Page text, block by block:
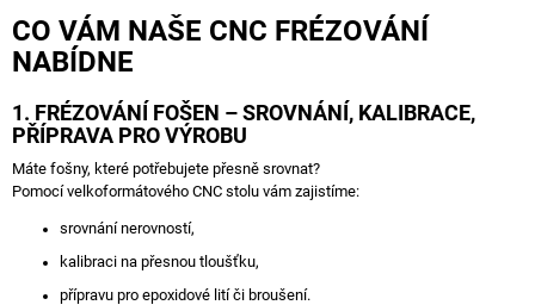
CO VÁM NAŠE CNC FRÉZOVÁNÍ
NABÍDNE
1. FRÉZOVÁNÍ FOŠEN – SROVNÁNÍ, KALIBRACE,
PŘÍPRAVA PRO VÝROBU
Máte fošny, které potřebujete přesně srovnat?
Pomocí velkoformátového CNC stolu vám zajistíme:
srovnání nerovností,
kalibraci na přesnou tloušťku,
přípravu pro epoxidové lití či broušení.
1
390
Kč